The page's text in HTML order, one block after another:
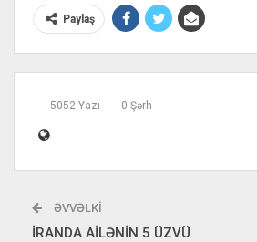
Paylaş
5052 Yazı 0 Şərh
ƏVVƏLKI
İRANDA AİLƏNİN 5 ÜZVÜ